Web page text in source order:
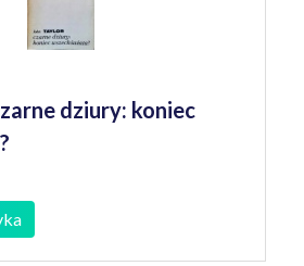
dziury: koniec